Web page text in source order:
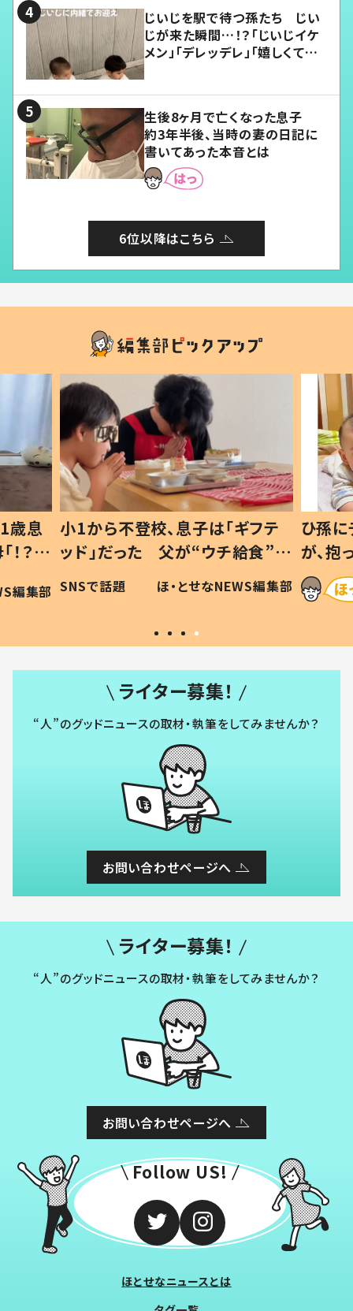
じいじを駅で待つ孫たち じい
じが来た瞬間…！？「じいじイケ
メン」「デレッデレ」「嬉しくて可
生後8ヶ月で亡くなった息子
約3年半後、当時の妻の日記に
書いてあった本音とは
6位以降はこちら
フテ
食”を
編集部
ひ孫にデレデレな80歳じいじ
が、抱っこすると…ひ孫の反応に
「涙が出ました」「可愛くて仕方な
い」
ほ・とせなNEWS編集部
ライター募集！
“人”のグッドニュースの取材・執筆をしてみませんか？
お問い合わせページへ
ライター募集！
“人”のグッドニュースの取材・執筆をしてみませんか？
お問い合わせページへ
Follow US!
ほとせなニュースとは